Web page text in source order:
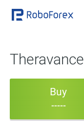
Theravance
Buy
-----